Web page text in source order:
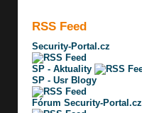
RSS Feed
Security-Portal.cz
SP - Aktuality
SP - Usr Blogy
Fórum Security-Portal.cz